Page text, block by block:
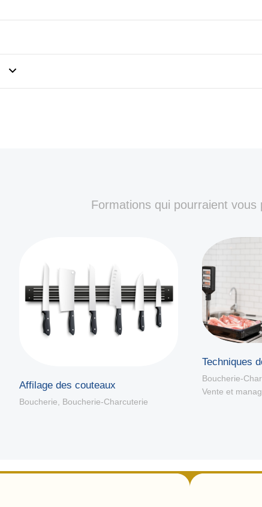
Formations qui pourraient vous
Affilage des couteaux
Boucherie Boucherie-Charcuterie
Techniques
Boucherie-
Vente et